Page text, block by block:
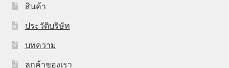
สินค้า
ประวัติบริษัท
บทความ
ลูกค้าของเรา